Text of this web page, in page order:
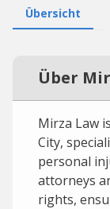
Übersicht
Über
Mirza Law
City,
personal
attorneys
rights,